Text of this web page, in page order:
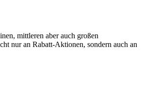
mittleren aber auch großen
nur an Rabatt-Aktionen, sondern auch an